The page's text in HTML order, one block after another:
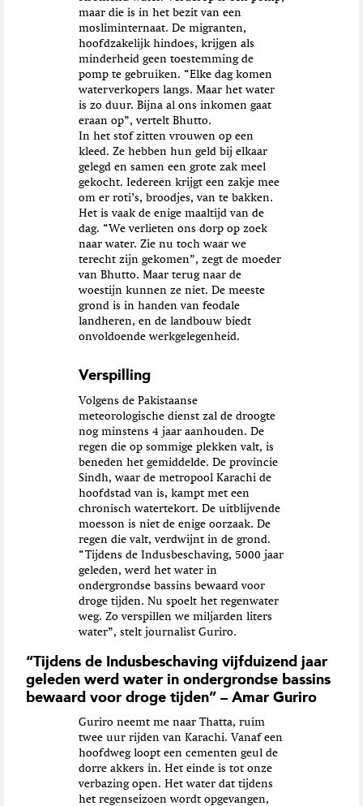
maar die is in het bezit van een
mosliminternaat. De migranten,
hoofdzakelijk hindoes, krijgen als
minderheid geen toestemming de
pomp te gebruiken. “Elke dag komen
waterverkopers langs. Maar het water
is zo duur. Bijna al ons inkomen gaat
eraan op”, vertelt Bhutto.
In het stof zitten vrouwen op een
kleed. Ze hebben hun geld bij elkaar
gelegd en samen een grote zak meel
gekocht. Iedereen krijgt een zakje mee
om er roti’s, broodjes, van te bakken.
Het is vaak de enige maaltijd van de
dag. “We verlieten ons dorp op zoek
naar water. Zie nu toch waar we
terecht zijn gekomen”, zegt de moeder
van Bhutto. Maar terug naar de
woestijn kunnen ze niet. De meeste
grond is in handen van feodale
landheren, en de landbouw biedt
onvoldoende werkgelegenheid.
Verspilling
Volgens de Pakistaanse
meteorologische dienst zal de droogte
nog minstens 4 jaar aanhouden. De
regen die op sommige plekken valt, is
beneden het gemiddelde. De provincie
Sindh, waar de metropool Karachi de
hoofdstad van is, kampt met een
chronisch watertekort. De uitblijvende
moesson is niet de enige oorzaak. De
regen die valt, verdwijnt in de grond.
“Tijdens de Indusbeschaving, 5000 jaar
geleden, werd het water in
ondergrondse bassins bewaard voor
droge tijden. Nu spoelt het regenwater
weg. Zo verspillen we miljarden liters
water”, stelt journalist Guriro.
“Tijdens de Indusbeschaving vijfduizend jaar
geleden werd water in ondergrondse bassins
bewaard voor droge tijden” – Amar Guriro
Guriro neemt me naar Thatta, ruim
twee uur rijden van Karachi. Vanaf een
hoofdweg loopt een cementen geul de
dorre akkers in. Het einde is tot onze
verbazing open. Het water dat tijdens
het regenseizoen wordt opgevangen,